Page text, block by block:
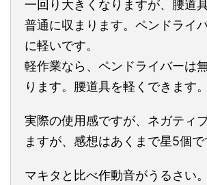
一回り大きくなりますが、腰道
普通に収まります。ペンドライ
に軽いです。
軽作業なら、ペンドライバーは
ります。腰道具を軽くできます。
実際の使用感ですが、ネガティ
ますが、感想はあくまで星5個で
マキタと比べ作動音がうるさい。